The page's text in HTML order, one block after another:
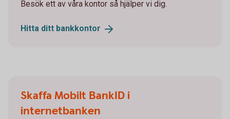
Besök ett av våra kontor så hjälper vi dig.
Hitta ditt bankkontor
Skaffa Mobilt BankID i
internetbanken